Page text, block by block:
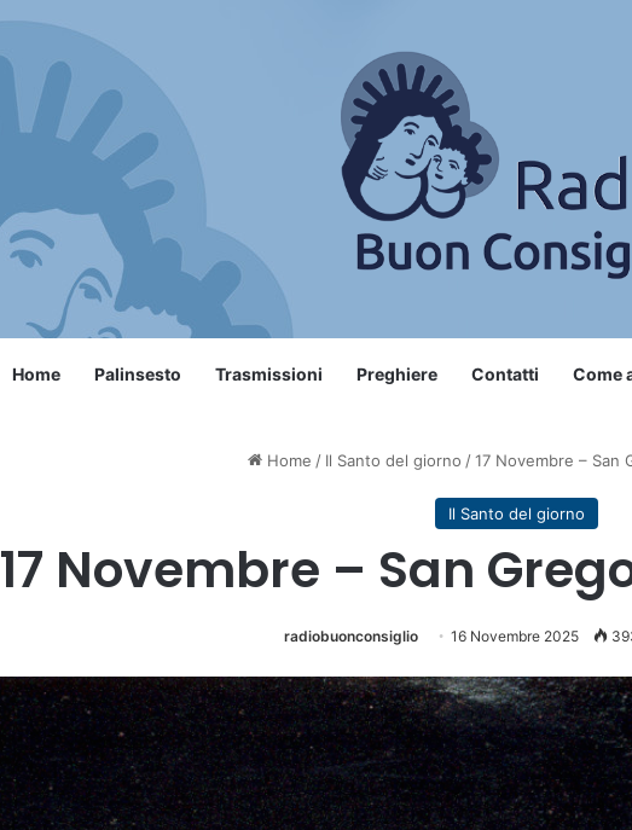
Home Palinsesto Trasmissioni Preghiere Contatti Come
Home / Il Santo del giorno / 17 Novembre – San
Il Santo del giorno
17 Novembre – San
radiobuonconsiglio 16 Novembre 2025